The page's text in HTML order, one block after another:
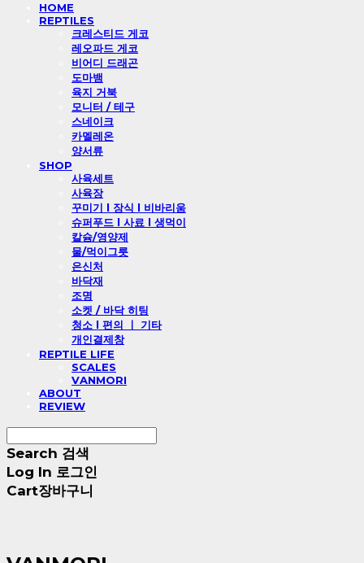
HOME
REPTILES
크레스티드 게코
레오파드 게코
비어디 드래곤
도마뱀
육지 거북
모니터 / 테구
스네이크
카멜레온
양서류
SHOP
사육세트
사육장
꾸미기 l 장식 l 비바리움
슈퍼푸드 l 사료 l 생먹이
칼슘/영양제
물/먹이그릇
은신처
바닥재
조명
소켓 / 바닥 히팅
청소 l 편의 ㅣ 기타
개인결제창
REPTILE LIFE
SCALES
VANMORI
ABOUT
REVIEW
Search 검색
Log In 로그인
Cart장바구니